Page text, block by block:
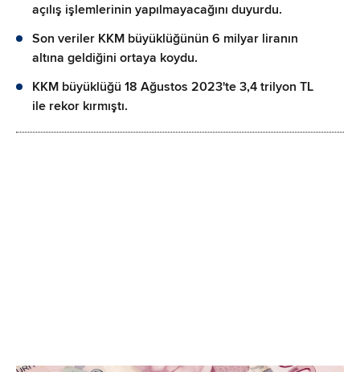
açılış işlemlerinin yapılmayacağını duyurdu.
Son veriler KKM büyüklüğünün 6 milyar liranın
altına geldiğini ortaya koydu.
KKM büyüklüğü 18 Ağustos 2023'te 3,4 trilyon TL
ile rekor kırmıştı.